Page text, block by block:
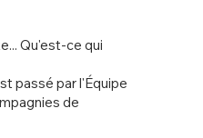
Qu'est-ce qui
passé par l'Équipe
de